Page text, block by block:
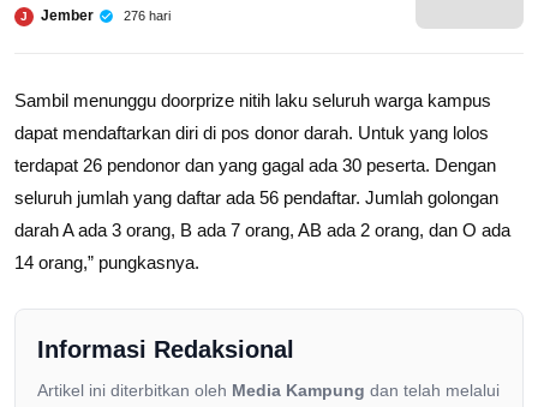
J Jember 276 hari
Sambil menunggu doorprize nitih laku seluruh warga kampus
dapat mendaftarkan diri di pos donor darah. Untuk yang lolos
terdapat 26 pendonor dan yang gagal ada 30 peserta. Dengan
seluruh jumlah yang daftar ada 56 pendaftar. Jumlah golongan
darah A ada 3 orang, B ada 7 orang, AB ada 2 orang, dan O ada
14 orang,” pungkasnya.
Informasi Redaksional
Artikel ini diterbitkan oleh Media Kampung dan telah melalui